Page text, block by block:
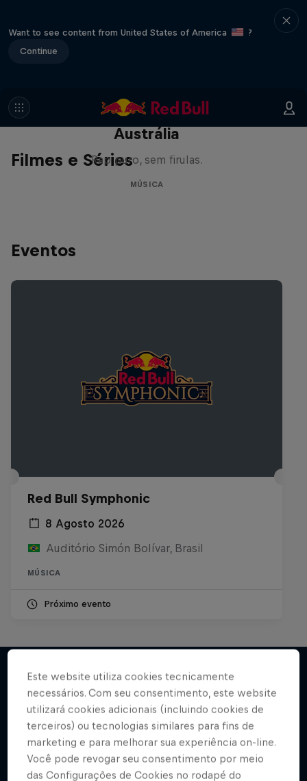
Want to see content from United States of America
?
Continue
Filmes e Séries
Austrália
Rap puro, sem firulas.
MÚSICA
Eventos
Red Bull Symphonic
8 Agosto 2026
Auditório Simón Bolívar, Brasil
MÚSICA
Próximo evento
Mais
Austrália
Rap puro, sem firulas.
MÚSICA
Este website utiliza cookies tecnicamente
necessários. Com seu consentimento, este website
utilizará cookies adicionais (incluindo cookies de
terceiros) ou tecnologias similares para fins de
marketing e para melhorar sua experiência on-line.
Você pode revogar seu consentimento por meio
das Configurações de Cookies no rodapé do